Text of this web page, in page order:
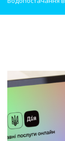
Нічна
Новини з
Інтеграція
Нічна